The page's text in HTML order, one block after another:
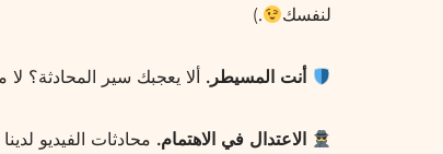
لنفسك
.)
أنت المسيطر. ألا يعجبك سير
الاعتدال في الاهتمام. محادثات الفيديو